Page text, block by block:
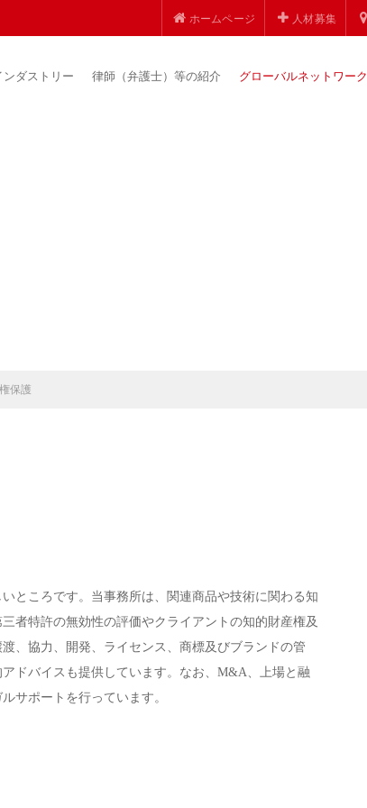
ホームページ 人材募集
ンダストリー 律師（弁護士）等の紹介 グローバルネットワーク
保護
ところです。当事務所は、関連商品や技術に関わる知
者特許の無効性の評価やクライアントの知的財産権及
、協力、開発、ライセンス、商標及びブランドの管
ドバイスも提供しています。なお、M&A、上場と融
サポートを行っています。